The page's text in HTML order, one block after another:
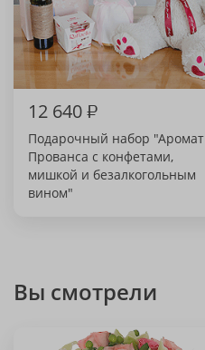
12 640₽
Подарочный набор "Аромат
Прованса с конфетами,
мишкой и безалкогольным
вином"
Вы смотрели